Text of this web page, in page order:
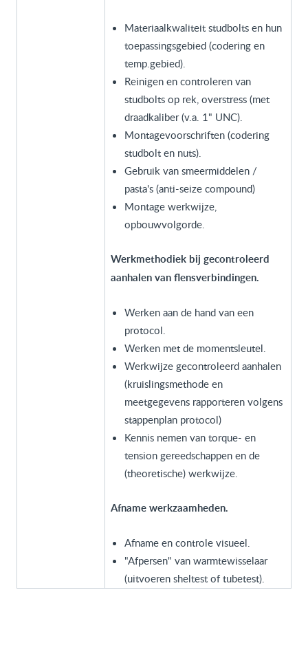
Materiaalkwaliteit studbolts en hun
toepassingsgebied (codering en
temp.gebied).
Reinigen en controleren van
studbolts op rek, overstress (met
draadkaliber (v.a. 1" UNC).
Montagevoorschriften (codering
studbolt en nuts).
Gebruik van smeermiddelen /
pasta's (anti-seize compound)
Montage werkwijze,
opbouwvolgorde.
Werkmethodiek bij gecontroleerd
aanhalen van flensverbindingen.
Werken aan de hand van een
protocol.
Werken met de momentsleutel.
Werkwijze gecontroleerd aanhalen
(kruislingsmethode en
meetgegevens rapporteren volgens
stappenplan protocol)
Kennis nemen van torque- en
tension gereedschappen en de
(theoretische) werkwijze.
Afname werkzaamheden.
Afname en controle visueel.
"Afpersen" van warmtewisselaar
(uitvoeren sheltest of tubetest).